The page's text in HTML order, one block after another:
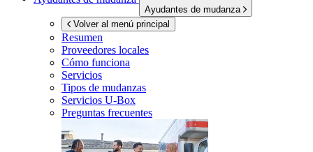
Ayudantes de mudanza
Volver al menú principal
Resumen
Proveedores locales
Cómo funciona
Servicios
Tipos de mudanzas
Servicios U-Box
Preguntas frecuentes